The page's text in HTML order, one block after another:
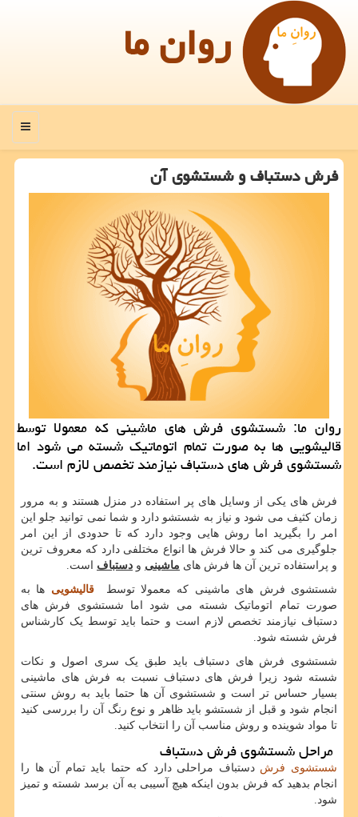
روان ما
منو
فرش دستباف و شستشوی آن
روان ما: شستشوی فرش های ماشینی كه معمولا توسط
قالیشویی ها به صورت تمام اتوماتیك شسته می شود اما
شستشوی فرش های دستباف نیازمند تخصص لازم است.
فرش های یکی از وسایل های پر استفاده در منزل هستند و به مرور
زمان کثیف می شود و نیاز به شستشو دارد و شما نمی توانید جلو این
امر را بگیرید اما روش هایی وجود دارد که تا حدودی از این امر
جلوگیری می کند و حالا فرش ها انواع مختلفی دارد که معروف ترین
و پراستفاده ترین آن ها فرش های ماشینی و دستباف است.
شستشوی فرش های ماشینی که معمولا توسط
قالیشویی ها به
صورت تمام اتوماتیک شسته می شود اما شستشوی فرش های
دستباف نیازمند تخصص لازم است و حتما باید توسط یک کارشناس
فرش شسته شود.
شستشوی فرش های دستباف باید طبق یک سری اصول و نکات
شسته شود زیرا فرش های دستباف نسبت به فرش های ماشینی
بسیار حساس تر است و شستشوی آن ها حتما باید به روش سنتی
انجام شود و قبل از شستشو باید ظاهر و نوع رنگ آن را بررسی کنید
تا مواد شوینده و روش مناسب آن را انتخاب کنید.
مراحل شستشوی فرش دستباف
شستشوی فرش دستباف مراحلی دارد که حتما باید تمام آن ها را
انجام بدهید که فرش بدون اینکه هیچ آسیبی به آن برسد شسته و تمیز
شود.